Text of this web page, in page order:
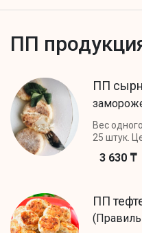
ПП
ПП
Вес
25 штук.
3 630 ₸
ПП